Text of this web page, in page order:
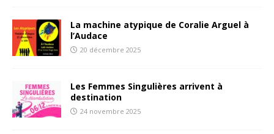
La machine atypique de Coralie Arguel à
l’Audace
20 décembre 2025
Les Femmes Singulières arrivent à
destination
24 novembre 2025